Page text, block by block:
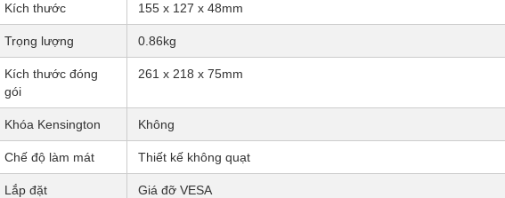
Kích thước 155 x 127 x 48mm
Trọng lượng 0.86kg
Kích thước đóng
gói
261 x 218 x 75mm
Khóa Kensington Không
Chế độ làm mát Thiết kế không quạt
Lắp đặt Giá đỡ VESA